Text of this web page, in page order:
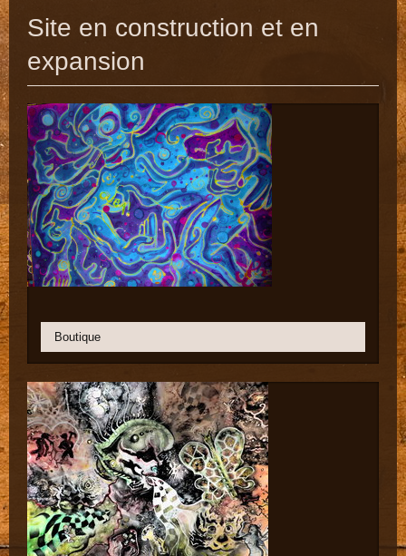
Site en construction et en
expansion
Boutique